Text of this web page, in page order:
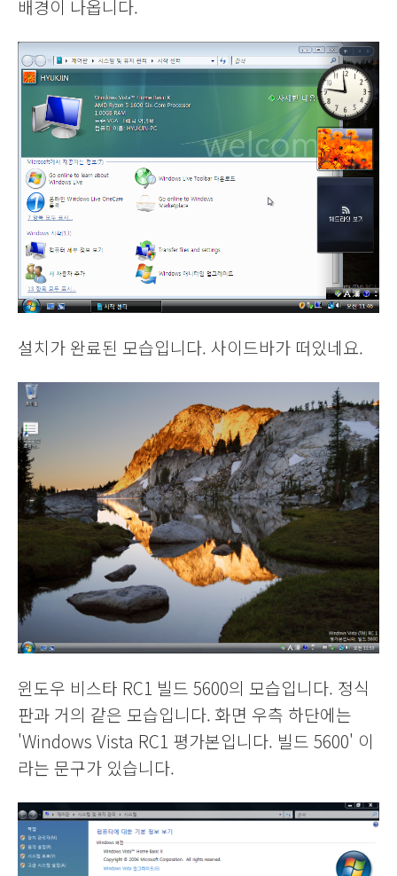
배경이 나옵니다.
설치가 완료된 모습입니다. 사이드바가 떠있네요.
윈도우 비스타 RC1 빌드 5600의 모습입니다. 정식
판과 거의 같은 모습입니다. 화면 우측 하단에는
'Windows Vista RC1 평가본입니다. 빌드 5600' 이
라는 문구가 있습니다.